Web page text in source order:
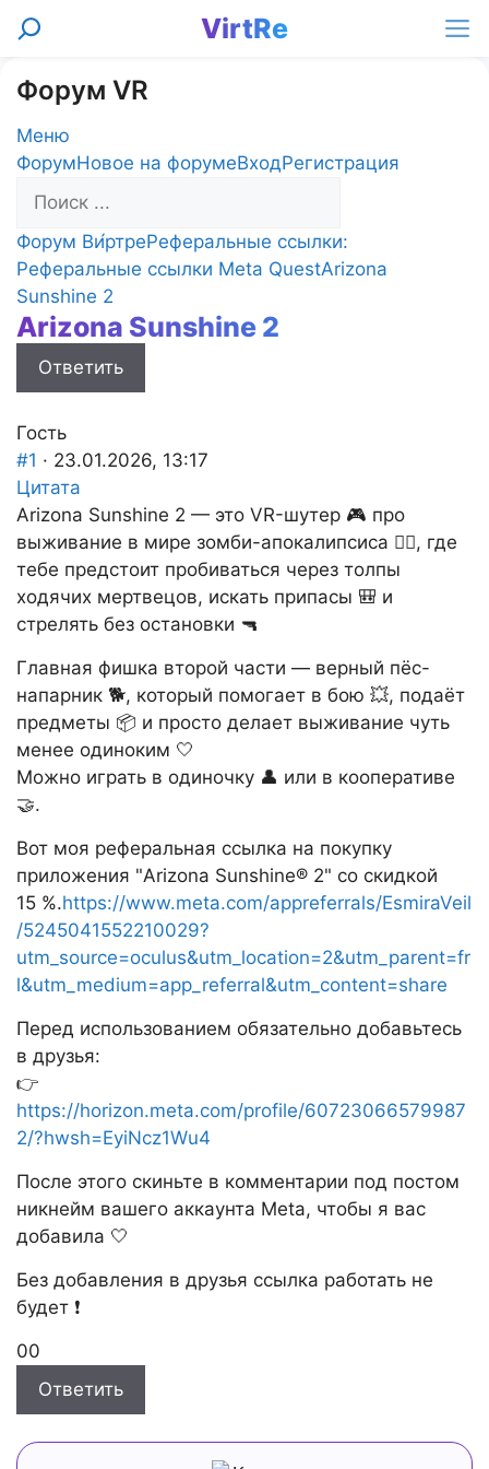
Перейти
VirtRe
Поиск
Форум VR
Меню
Навигация
Форума
ФорумНовое на форумеВходРегистрация
Форум
breadcrumbs
-
Вы
здесь:
Форум Ви́ртреРеферальные ссылки:
Реферальные ссылки Meta QuestArizona
Sunshine 2
Arizona Sunshine 2
Ответить
Гость
#1 · 23.01.2026, 13:17
Цитата
Arizona Sunshine 2 — это VR-шутер 🎮 про
выживание в мире зомби-апокалипсиса 🧟‍♂️, где
тебе предстоит пробиваться через толпы
ходячих мертвецов, искать припасы 🎒 и
стрелять без остановки 🔫
Главная фишка второй части — верный пёс-
напарник 🐕, который помогает в бою 💥, подаёт
предметы 📦 и просто делает выживание чуть
менее одиноким 🤍
Можно играть в одиночку 👤 или в кооперативе
🤝.
Вот моя реферальная ссылка на покупку
приложения "Arizona Sunshine® 2" со скидкой
15 %.https://www.meta.com/appreferrals/EsmiraVeil
/5245041552210029?
utm_source=oculus&utm_location=2&utm_parent=fr
l&utm_medium=app_referral&utm_content=share
Перед использованием обязательно добавьтесь
в друзья:
👉
https://horizon.meta.com/profile/60723066579987
2/?hwsh=EyiNcz1Wu4
После этого скиньте в комментарии под постом
никнейм вашего аккаунта Meta, чтобы я вас
добавила 🤍
Без добавления в друзья ссылка работать не
будет ❗
Голосуйте
0Голосуйте
0
Ответить